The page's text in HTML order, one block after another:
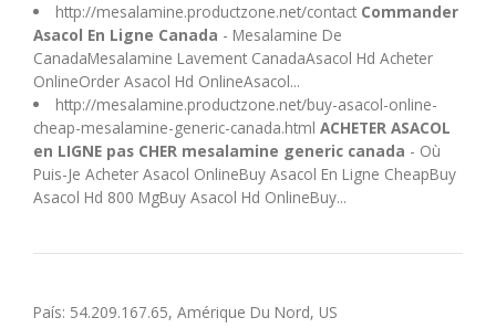
http://mesalamine.productzone.net/contact Commander
Asacol En Ligne Canada - Mesalamine De
CanadaMesalamine Lavement CanadaAsacol Hd Acheter
OnlineOrder Asacol Hd OnlineAsacol...
http://mesalamine.productzone.net/buy-asacol-online-
cheap-mesalamine-generic-canada.html ACHETER ASACOL
en LIGNE pas CHER mesalamine generic canada - Où
Puis-Je Acheter Asacol OnlineBuy Asacol En Ligne CheapBuy
Asacol Hd 800 MgBuy Asacol Hd OnlineBuy...
País: 54.209.167.65, Amérique Du Nord, US